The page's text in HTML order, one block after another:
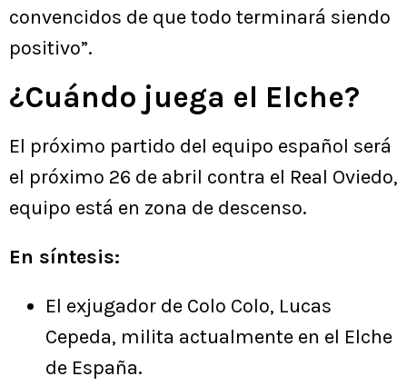
convencidos de que todo terminará siendo
positivo”.
¿Cuándo juega el Elche?
El próximo partido del equipo español será
el próximo 26 de abril contra el Real Oviedo,
equipo está en zona de descenso.
En síntesis:
El exjugador de Colo Colo, Lucas
Cepeda, milita actualmente en el Elche
de España.